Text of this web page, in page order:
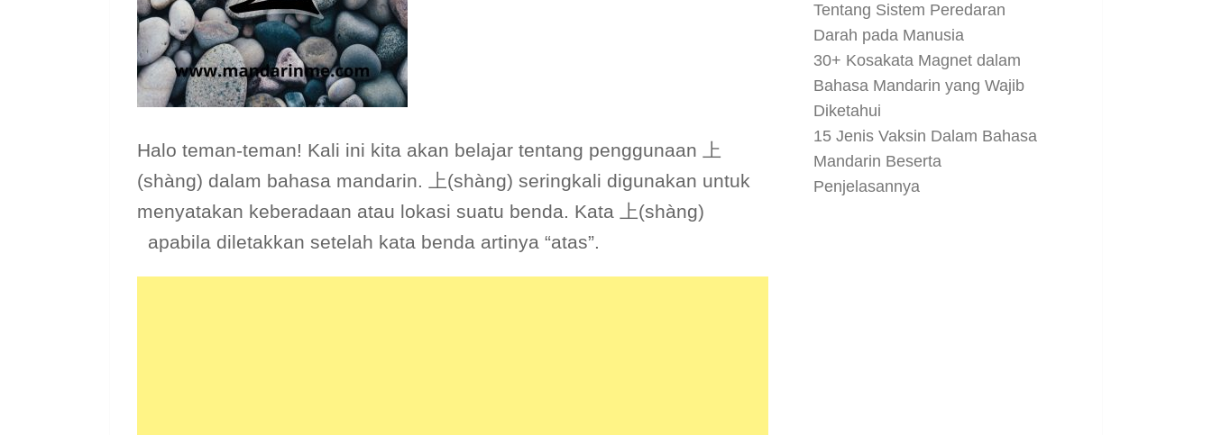
Halo teman-teman! Kali ini kita akan belajar tentang penggunaan 上
(shàng) dalam bahasa mandarin. 上(shàng) seringkali digunakan untuk
menyatakan keberadaan atau lokasi suatu benda. Kata 上(shàng)
apabila diletakkan setelah kata benda artinya “atas”.
Tentang Sistem Peredaran
Darah pada Manusia
30+ Kosakata Magnet dalam
Bahasa Mandarin yang Wajib
Diketahui
15 Jenis Vaksin Dalam Bahasa
Mandarin Beserta
Penjelasannya